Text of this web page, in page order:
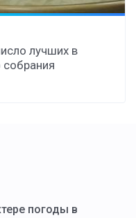
лучших в
собрания
погоды в